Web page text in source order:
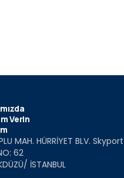
Verin
MAH. HÜRRİYET BLV.
62
İSTANBUL